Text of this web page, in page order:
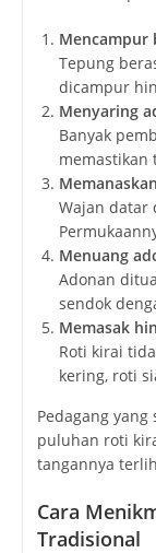
Mencampur
Tepung
dicampur
Menyaring
Banyak
memastikan
Wajan datar
Menuang
Adonan
sendok
Memasak
Roti kirai
kering, roti
Pedagang
puluhan roti
tangannya
Cara
Tradisional